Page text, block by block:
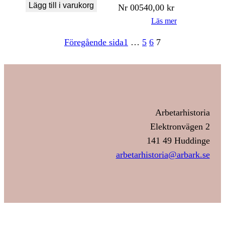
Lägg till i varukorg Nr 00540,00kr
Läs mer
Föregående sida1 … 5 6 7
Arbetarhistoria
Elektronvägen 2
141 49 Huddinge
arbetarhistoria@arbark.se